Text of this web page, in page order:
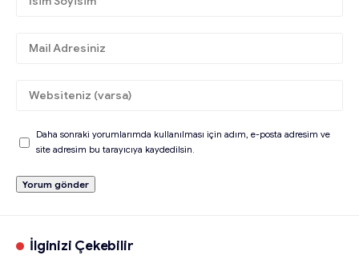
Daha sonraki yorumlarımda kullanılması için adım, e-posta adresim ve
site adresim bu tarayıcıya kaydedilsin.
İlginizi Çekebilir